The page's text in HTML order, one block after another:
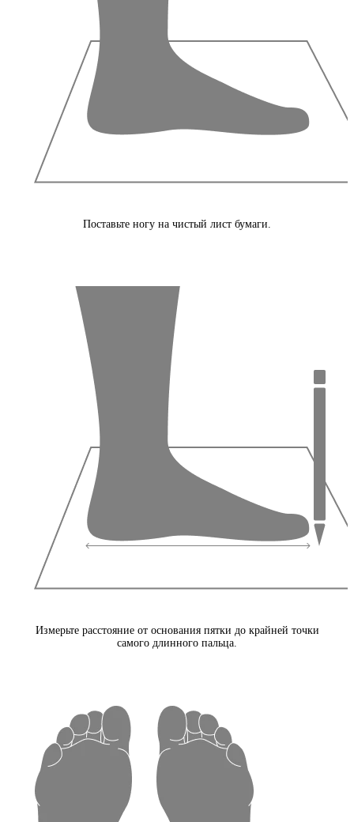
Поставьте ногу на чистый лист бумаги.
Измерьте расстояние от основания пятки до крайней точки
самого длинного пальца.